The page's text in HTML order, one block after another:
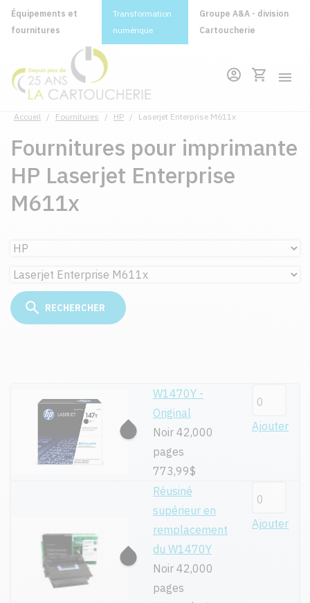
Équipements et
fournitures
Transformation
numérique
Groupe A&A - division
Cartoucherie
Accueil / Fournitures / HP / Laserjet Enterprise M611x
Fournitures pour imprimante
HP Laserjet Enterprise
M611x
W1470Y -
Original
Noir 42,000
pages
773,99$
Ajouter
Réusiné
supérieur en
remplacement
du W1470Y
Noir 42,000
pages
Ajouter